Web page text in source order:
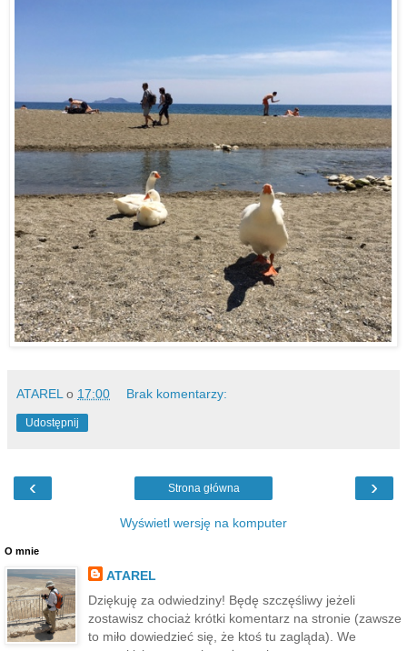
ATAREL o 17:00 Brak komentarzy:
Udostępnij
‹ ›
Strona główna
Wyświetl wersję na komputer
O mnie
ATAREL
Dziękuję za odwiedziny! Będę szczęśliwy jeżeli
zostawisz chociaż krótki komentarz na stronie (zawsze
to miło dowiedzieć się, że ktoś tu zagląda). We